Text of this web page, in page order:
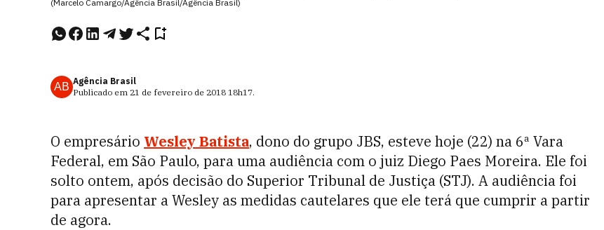
(Marcelo Camargo/Agência Brasil/Agência Brasil)
AB Agência Brasil
Publicado em 21 de fevereiro de 2018 18h17.
O empresário Wesley Batista, dono do grupo JBS, esteve hoje (22) na 6ª Vara
Federal, em São Paulo, para uma audiência com o juiz Diego Paes Moreira. Ele foi
solto ontem, após decisão do Superior Tribunal de Justiça (STJ). A audiência foi
para apresentar a Wesley as medidas cautelares que ele terá que cumprir a partir
de agora.